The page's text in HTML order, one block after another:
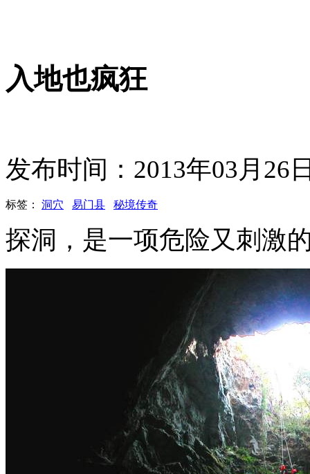
入地也疯狂
发布时间：2013年03月26
标签： 洞穴 易门县 秘境传奇
探洞，是一项危险又刺激